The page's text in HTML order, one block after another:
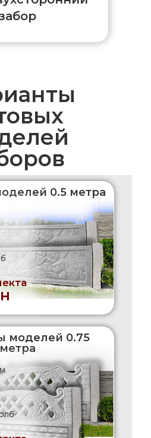
0.5 метра
моделей 0.75
метра